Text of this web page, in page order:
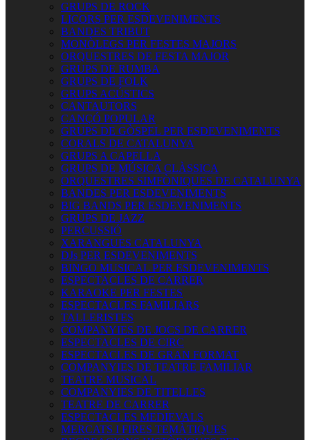
GRUPS DE ROCK
LICORS PER ESDEVENIMENTS
BANDES TRIBUT
MONÒLEGS PER FESTES MAJORS
ORQUESTRES DE FESTA MAJOR
GRUPS DE RUMBA
GRUPS DE FOLK
GRUPS ACÚSTICS
CANTAUTORS
CANÇÓ POPULAR
GRUPS DE GÒSPEL PER ESDEVENIMENTS
CORALS DE CATALUNYA
GRUPS A CAPELLA
GRUPS DE MÚSICA CLÀSSICA
ORQUESTRES SIMFÒNIQUES DE CATALUNYA
BANDES PER ESDEVENIMENTS
BIG BANDS PER ESDEVENIMENTS
GRUPS DE JAZZ
PERCUSSIÓ
XARANGUES CATALUNYA
DJs PER ESDEVENIMENTS
BINGO MUSICAL PER ESDEVENIMENTS
ESPECTACLES DE CARRER
KARAOKE PER FESTES
ESPECTACLES FAMILIARS
TALLERISTES
COMPANYIES DE JOCS DE CARRER
ESPECTACLES DE CIRC
ESPECTACLES DE GRAN FORMAT
COMPANYIES DE TEATRE FAMILIAR
TEATRE MUSICAL
COMPANYIES DE TITELLES
TEATRE DE CARRER
ESPECTACLES MEDIEVALS
MERCATS I FIRES TEMÀTIQUES